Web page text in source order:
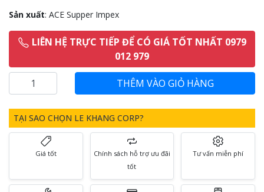
Sản xuất: ACE Supper Impex
LIÊN HỆ TRỰC TIẾP ĐỂ CÓ GIÁ TỐT NHẤT 0979
012 979
TẠI SAO CHỌN LE KHANG CORP?
Giá tốt
Chính sách hỗ trợ ưu đãi
tốt
Tư vấn miễn phí